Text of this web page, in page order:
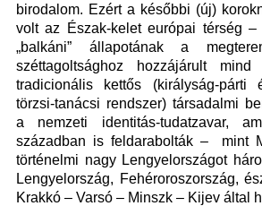
birodalom. Ezért a későbbi (új)
volt az Észak-kelet európai térség
„balkáni” állapotának a
széttagoltsághoz hozzájárult
tradicionális kettős (királyság-párti
törzsi-tanácsi rendszer) társadalmi
a nemzeti identitás-tudatzavar,
században is feldarabolták – mint
történelmi nagy Lengyelországot
Lengyelország, Fehéroroszország,
Krakkó – Varsó – Minszk – Kijev által